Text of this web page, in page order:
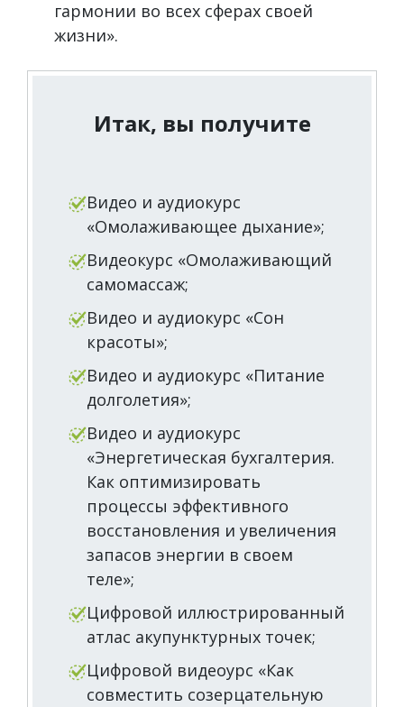
гармонии во всех сферах своей
жизни».
Итак, вы получите
Видео и аудиокурс
«Омолаживающее дыхание»;
Видеокурс «Омолаживающий
самомассаж;
Видео и аудиокурс «Сон
красоты»;
Видео и аудиокурс «Питание
долголетия»;
Видео и аудиокурс
«Энергетическая бухгалтерия.
Как оптимизировать
процессы эффективного
восстановления и увеличения
запасов энергии в своем
теле»;
Цифровой иллюстрированный
атлас акупунктурных точек;
Цифровой видеоурс «Как
совместить созерцательную